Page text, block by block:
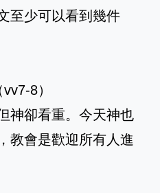
至少可以看到幾件
8）
神卻看重。今天神也
教會是歡迎所有人進